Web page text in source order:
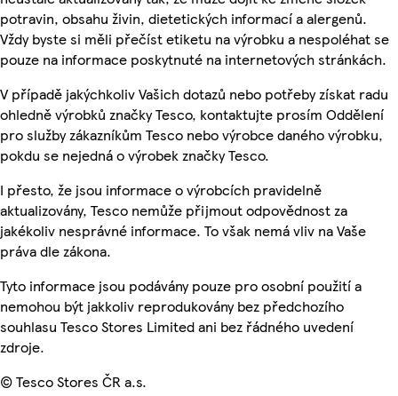
potravin, obsahu živin, dietetických informací a alergenů.
Vždy byste si měli přečíst etiketu na výrobku a nespoléhat se
pouze na informace poskytnuté na internetových stránkách.
V případě jakýchkoliv Vašich dotazů nebo potřeby získat radu
ohledně výrobků značky Tesco, kontaktujte prosím Oddělení
pro služby zákazníkům Tesco nebo výrobce daného výrobku,
pokdu se nejedná o výrobek značky Tesco.
I přesto, že jsou informace o výrobcích pravidelně
aktualizovány, Tesco nemůže přijmout odpovědnost za
jakékoliv nesprávné informace. To však nemá vliv na Vaše
práva dle zákona.
Tyto informace jsou podávány pouze pro osobní použití a
nemohou být jakkoliv reprodukovány bez předchozího
souhlasu Tesco Stores Limited ani bez řádného uvedení
zdroje.
© Tesco Stores ČR a.s.